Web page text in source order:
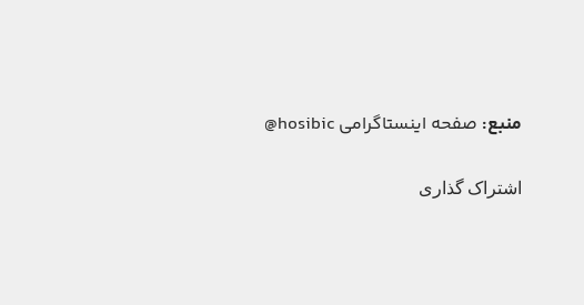
منبع: صفحه اینستاگرامی hosibic@
اشتراک گذاری